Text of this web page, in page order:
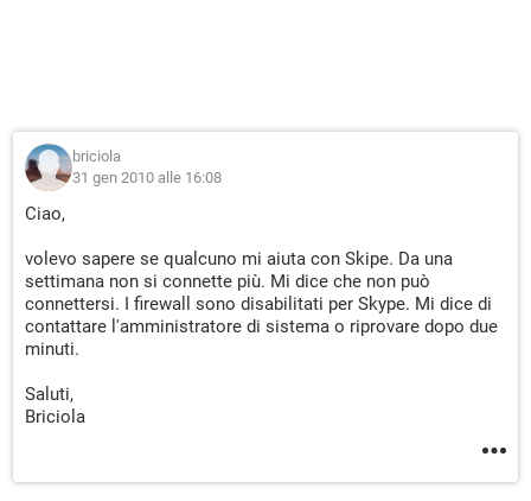
briciola
31 gen 2010 alle 16:08
Ciao,
volevo sapere se qualcuno mi aiuta con Skipe. Da una
settimana non si connette più. Mi dice che non può
connettersi. I firewall sono disabilitati per Skype. Mi dice di
contattare l'amministratore di sistema o riprovare dopo due
minuti.
Saluti,
Briciola